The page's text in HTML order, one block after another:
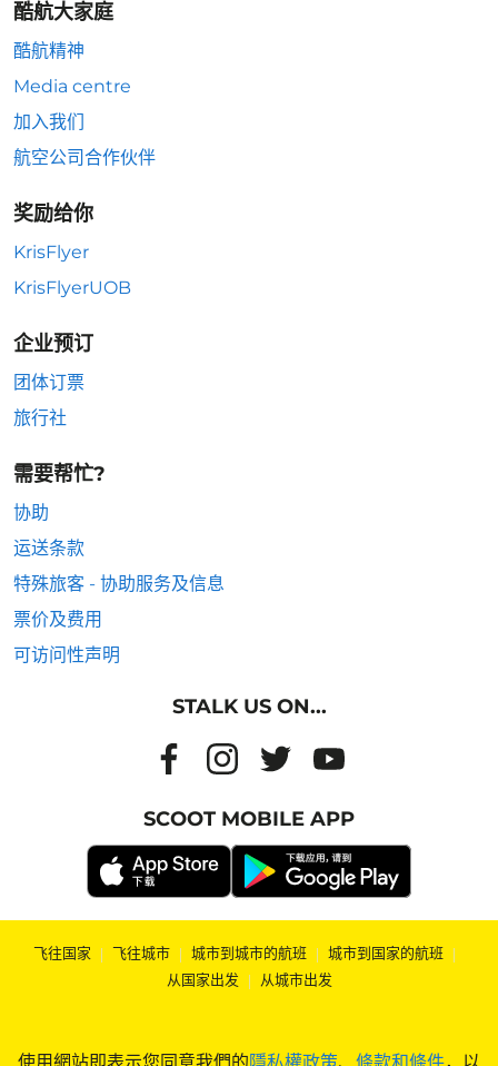
酷航大家庭
酷航精神
Media centre
加入我们
航空公司合作伙伴
奖励给你
KrisFlyer
KrisFlyerUOB
企业预订
团体订票
旅行社
需要帮忙?
协助
运送条款
特殊旅客 - 协助服务及信息
票价及费用
可访问性声明
STALK US ON...
SCOOT MOBILE APP
飞往国家 | 飞往城市 | 城市到城市的航班 | 城市到国家的航班 |
从国家出发 | 从城市出发